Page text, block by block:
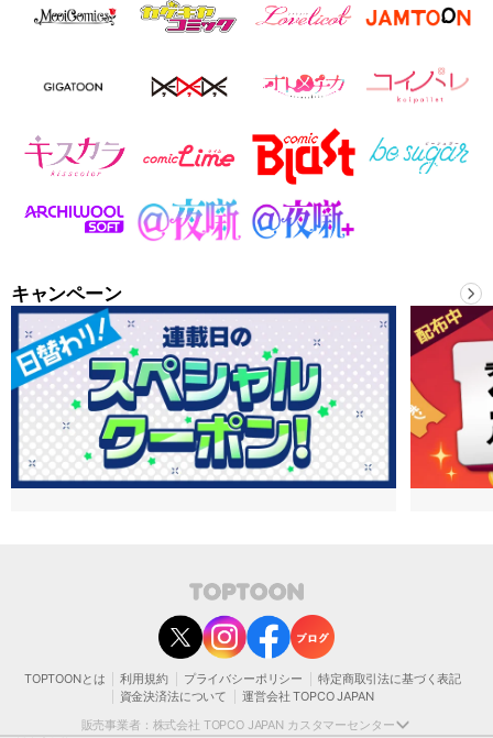
キャンペーン
TOPTOONとは 利用規約 プライバシーポリシー
特定商取引法に基づく表記
資金決済法について
運営会社 TOPCO JAPAN
販売事業者：株式会社 TOPCO JAPAN カスタマーセンター
contact@toptoon.jp
カスタマーセンター受付時間 10：30～13：00、14：00～18：30（土・日・祝日は
除く）
営業時間外にいただいたお問い合わせは、翌営業日以降にご対応いたしますことをご
了承ください。
モバイルやパソコンの迷惑メール対策等により、弊社からお送りするメールが正しく
届かない場合がございます。
受信できるよう設定をお願い申し上げます。